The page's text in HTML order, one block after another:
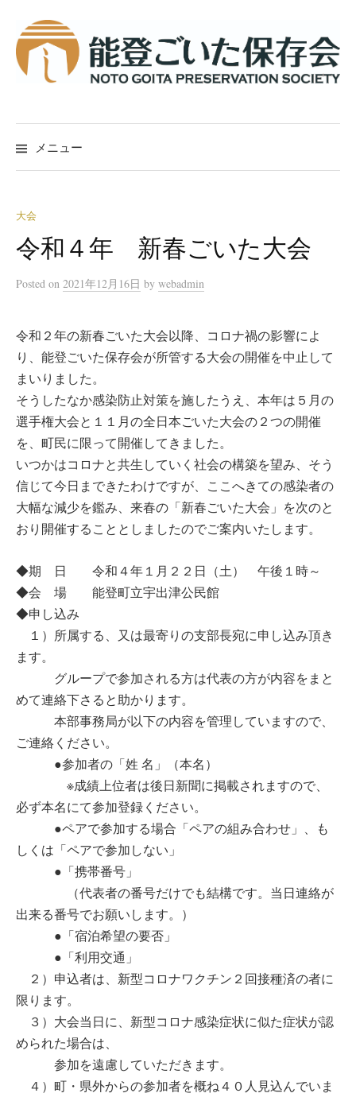
ン
テ
ン
メニュー
大会
令和４年 新春ごいた大会
Posted on 2021年12月16日 by webadmin
令和２年の新春ごいた大会以降、コロナ禍の影響によ
り、能登ごいた保存会が所管する大会の開催を中止して
まいりました。
そうしたなか感染防止対策を施したうえ、本年は５月の
選手権大会と１１月の全日本ごいた大会の２つの開催
を、町民に限って開催してきました。
いつかはコロナと共生していく社会の構築を望み、そう
信じて今日まできたわけですが、ここへきての感染者の
大幅な減少を鑑み、来春の「新春ごいた大会」を次のと
おり開催することとしましたのでご案内いたします。
◆期 日 令和４年１月２２日（土） 午後１時～
◆会 場 能登町立宇出津公民館
◆申し込み
１）所属する、又は最寄りの支部長宛に申し込み頂き
ます。
グループで参加される方は代表の方が内容をまと
めて連絡下さると助かります。
本部事務局が以下の内容を管理していますので、
ご連絡ください。
●参加者の「姓 名」（本名）
※成績上位者は後日新聞に掲載されますので、
必ず本名にて参加登録ください。
●ペアで参加する場合「ペアの組み合わせ」、も
しくは「ペアで参加しない」
●「携帯番号」
（代表者の番号だけでも結構です。当日連絡が
出来る番号でお願いします。）
●「宿泊希望の要否」
●「利用交通」
２）申込者は、新型コロナワクチン２回接種済の者に
限ります。
３）大会当日に、新型コロナ感染症状に似た症状が認
められた場合は、
参加を遠慮していただきます。
４）町・県外からの参加者を概ね４０人見込んでいま